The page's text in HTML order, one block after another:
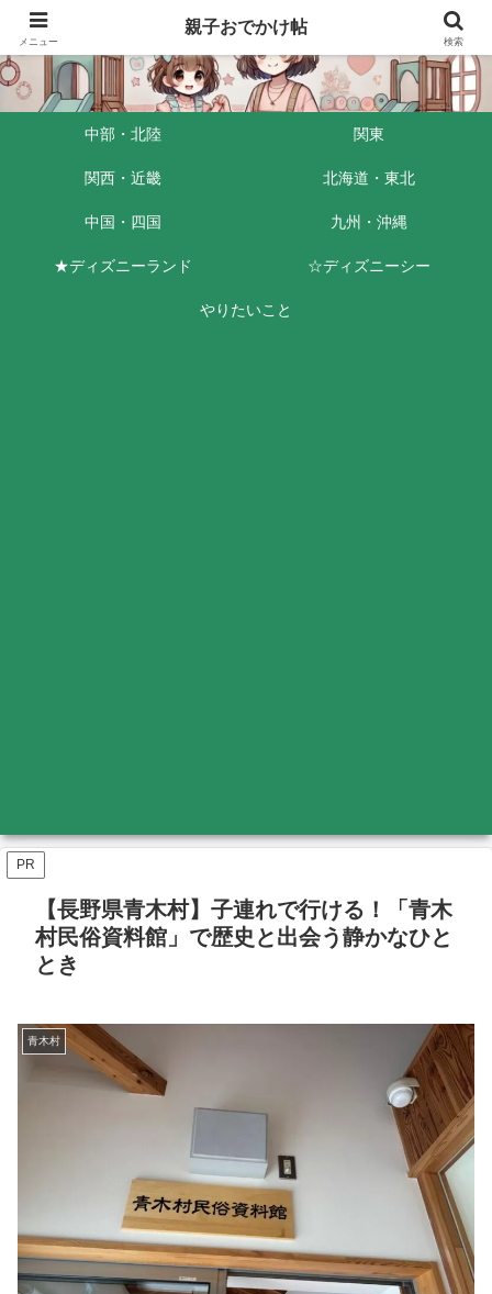
中部・北陸 関東
関西・近畿 北海道・東北
中国・四国 九州・沖縄
★ディズニーランド ☆ディズニーシー
やりたいこと
PR
【長野県青木村】子連れで行ける！「青木
村民俗資料館」で歴史と出会う静かなひと
とき
青木村
メニュー
親子おでかけ帖
検索